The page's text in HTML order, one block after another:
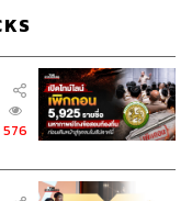
รดิตของทีมบริหาร
นที่มีความสำคัญกับ
ขอดึงตัวคนเก่งและมี
อีกครั้ง
เตรียมอำลาของ
ต DOF ปฏิเสธไป
576